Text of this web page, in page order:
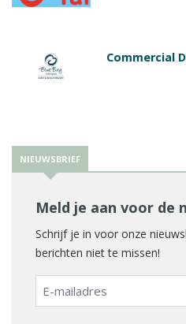
Commercial
NIEUWSBRIEF
Meld je aan voor de
Schrijf je in voor onze
berichten niet te missen!
E-
mailadres